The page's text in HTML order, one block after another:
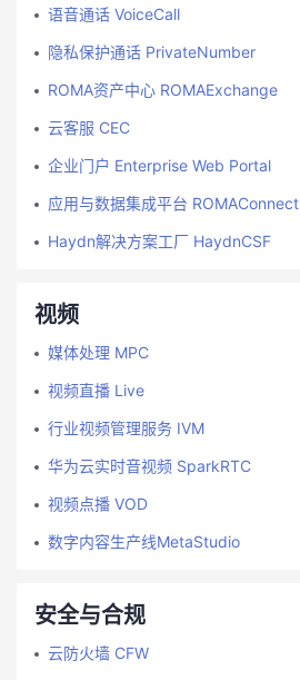
语音通话 VoiceCall
隐私保护通话 PrivateNumber
ROMA资产中心 ROMAExchange
云客服 CEC
企业门户 Enterprise Web Portal
应用与数据集成平台 ROMAConnect
Haydn解决方案工厂 HaydnCSF
视频
媒体处理 MPC
视频直播 Live
行业视频管理服务 IVM
华为云实时音视频 SparkRTC
视频点播 VOD
数字内容生产线MetaStudio
安全与合规
云防火墙 CFW